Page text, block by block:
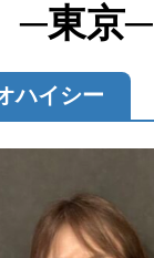
─東京─
ハイシー